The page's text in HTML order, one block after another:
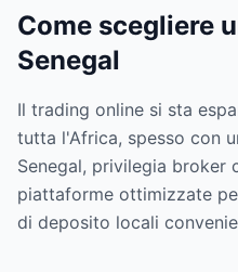
Come scegliere
Senegal
Il trading online si sta
tutta l'Africa, spesso con
Senegal, privilegia broker
piattaforme ottimizzate
di deposito locali